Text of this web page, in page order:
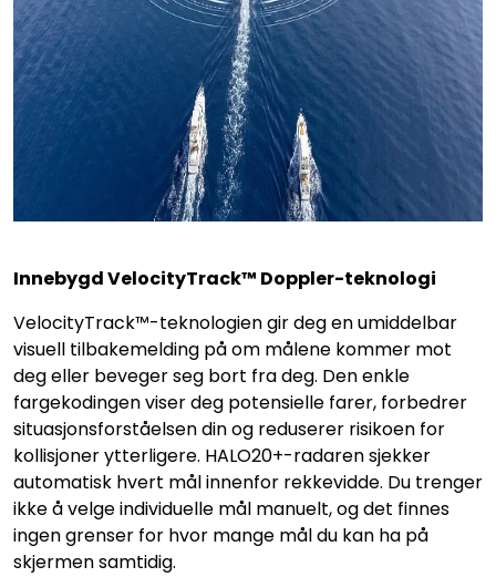
Innebygd VelocityTrack™ Doppler-teknologi
VelocityTrack™-teknologien gir deg en umiddelbar
visuell tilbakemelding på om målene kommer mot
deg eller beveger seg bort fra deg. Den enkle
fargekodingen viser deg potensielle farer, forbedrer
situasjonsforståelsen din og reduserer risikoen for
kollisjoner ytterligere. HALO20+-radaren sjekker
automatisk hvert mål innenfor rekkevidde. Du trenger
ikke å velge individuelle mål manuelt, og det finnes
ingen grenser for hvor mange mål du kan ha på
skjermen samtidig.